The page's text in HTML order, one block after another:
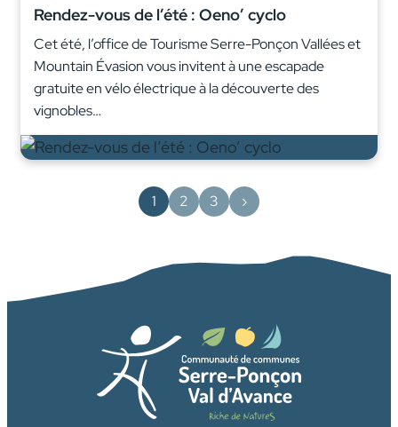
Rendez-vous de l’été : Oeno’ cyclo
Cet été, l’office de Tourisme Serre-Ponçon Vallées et
Mountain Évasion vous invitent à une escapade
gratuite en vélo électrique à la découverte des
vignobles…
1 2 3 ›